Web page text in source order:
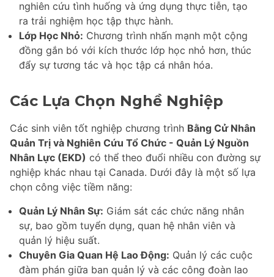
nghiên cứu tình huống và ứng dụng thực tiễn, tạo
ra trải nghiệm học tập thực hành.
Lớp Học Nhỏ: Chương trình nhấn mạnh một cộng
đồng gắn bó với kích thước lớp học nhỏ hơn, thúc
đẩy sự tương tác và học tập cá nhân hóa.
Các Lựa Chọn Nghề Nghiệp
Các sinh viên tốt nghiệp chương trình Bằng Cử Nhân
Quản Trị và Nghiên Cứu Tổ Chức - Quản Lý Nguồn
Nhân Lực (EKD) có thể theo đuổi nhiều con đường sự
nghiệp khác nhau tại Canada. Dưới đây là một số lựa
chọn công việc tiềm năng:
Quản Lý Nhân Sự: Giám sát các chức năng nhân
sự, bao gồm tuyển dụng, quan hệ nhân viên và
quản lý hiệu suất.
Chuyên Gia Quan Hệ Lao Động: Quản lý các cuộc
đàm phán giữa ban quản lý và các công đoàn lao